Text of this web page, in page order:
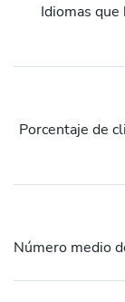
Idiomas
Porcentaje de
Número medio